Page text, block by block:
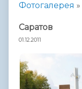
Фотогалерея »
Саратов
01.12.2011